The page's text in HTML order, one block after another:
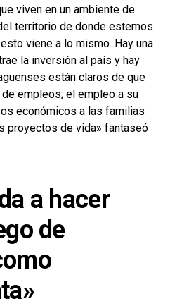
viven en un ambiente de
territorio de donde estemos
viene a lo mismo. Hay una
la inversión al país y hay
están claros de que
empleos; el empleo a su
económicos a las familias
proyectos de vida» fantaseó
a hacer
de